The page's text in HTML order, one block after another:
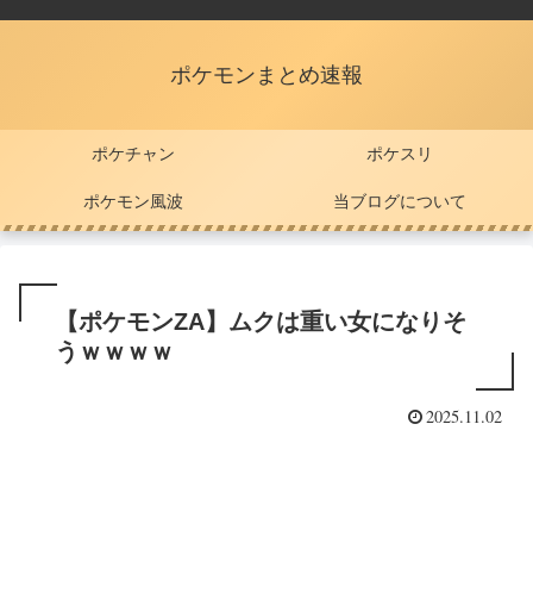
ポケモンまとめ速報
ポケチャン ポケスリ
ポケモン風波 当ブログについて
【ポケモンZA】ムクは重い女になりそ
うｗｗｗｗ
2025.11.02